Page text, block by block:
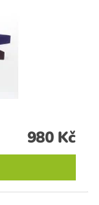
980 Kč